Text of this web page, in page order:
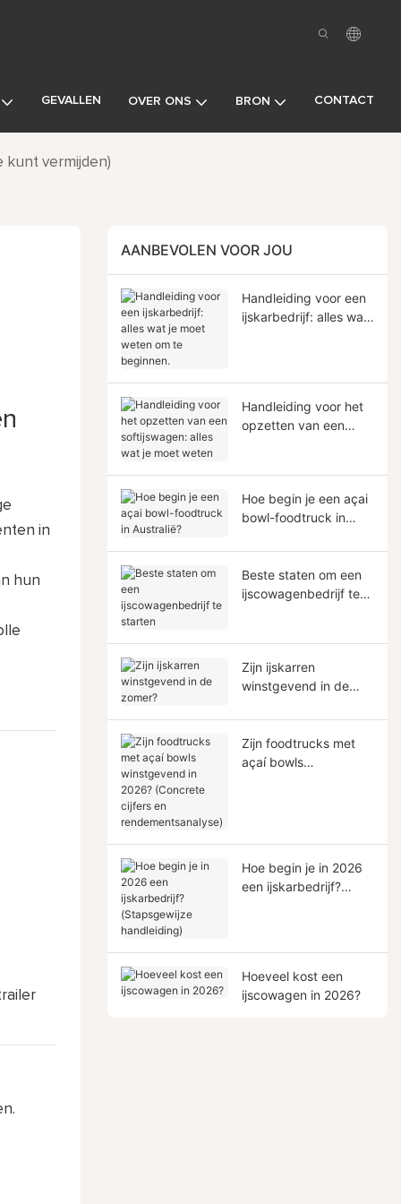
GEVALLEN OVER ONS BRON CONTACT
kunt vermijden)
in
hun
AANBEVOLEN VOOR JOU
Handleiding voor een
ijskarbedrijf: alles wat
Handleiding voor het
opzetten van een
Hoe begin je een açai
bowl-foodtruck in
Beste staten om een ​​
ijscowagenbedrijf te
Zijn ijskarren
winstgevend in de
Zijn foodtrucks met
açaí bowls
Hoe begin je in 2026
een ijskarbedrijf?
Hoeveel kost een
ijscowagen in 2026?